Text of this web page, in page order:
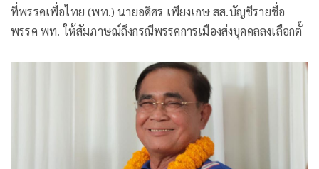
ที่พรรคเพื่อไทย (พท.) นายอดิศร เพียงเกษ สส.บัญชีรายชื่อ
พรรค พท. ให้สัมภาษณ์ถึงกรณีพรรคการเมืองส่งบุคคลลงเลือกตั้